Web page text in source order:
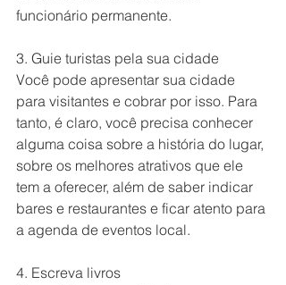
funcionário permanente.
3. Guie turistas pela sua cidade
Você pode apresentar sua cidade
para visitantes e cobrar por isso. Para
tanto, é claro, você precisa conhecer
alguma coisa sobre a história do lugar,
sobre os melhores atrativos que ele
tem a oferecer, além de saber indicar
bares e restaurantes e ficar atento para
a agenda de eventos local.
4. Escreva livros